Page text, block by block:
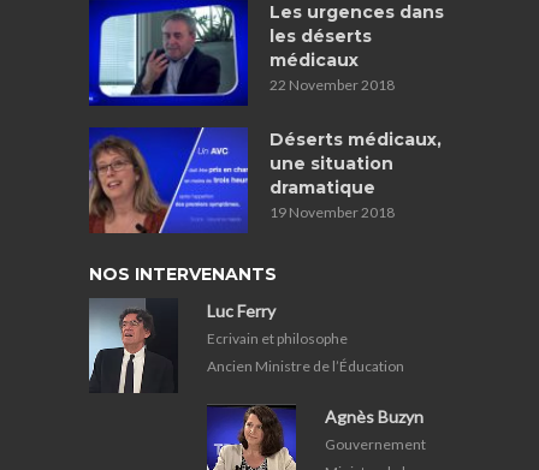
Les urgences dans
les déserts
médicaux
22 November 2018
Déserts médicaux,
une situation
dramatique
19 November 2018
NOS INTERVENANTS
Luc Ferry
Ecrivain et philosophe
Ancien Ministre de l’Éducation
Agnès Buzyn
Gouvernement